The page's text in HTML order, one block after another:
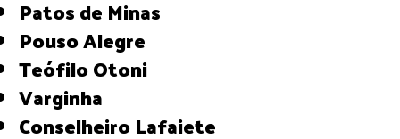
Patos de Minas
Pouso Alegre
Teófilo Otoni
Varginha
Conselheiro Lafaiete